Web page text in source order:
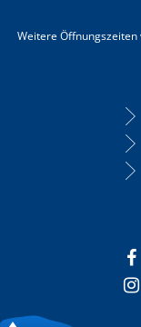
Weitere